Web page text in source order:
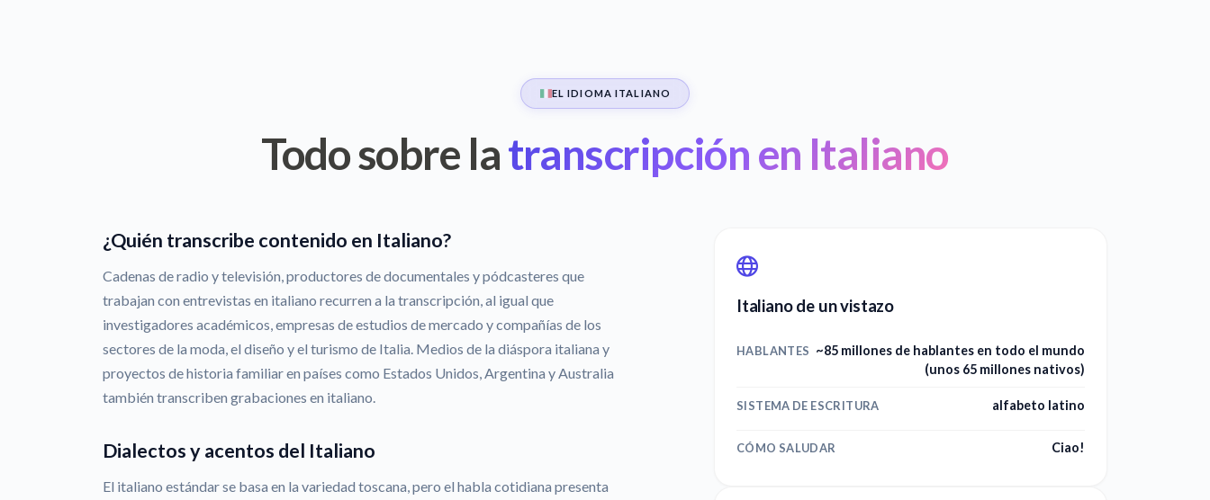
EL IDIOMA ITALIANO
Todo sobre latranscripción en Italiano
¿Quién transcribe contenido en Italiano?
Cadenas de radio y televisión, productores de documentales y pódcasteres que
trabajan con entrevistas en italiano recurren a la transcripción, al igual que
investigadores académicos, empresas de estudios de mercado y compañías de los
sectores de la moda, el diseño y el turismo de Italia. Medios de la diáspora italiana y
proyectos de historia familiar en países como Estados Unidos, Argentina y Australia
también transcriben grabaciones en italiano.
Dialectos y acentos del Italiano
El italiano estándar se basa en la variedad toscana, pero el habla cotidiana presenta
Italiano de un vistazo
HABLANTES ~85 millones de hablantes en todo el mundo
(unos 65 millones nativos)
SISTEMA DE ESCRITURA alfabeto latino
CÓMO SALUDAR Ciao!